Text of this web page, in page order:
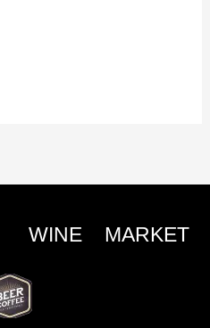
WINE MARKET